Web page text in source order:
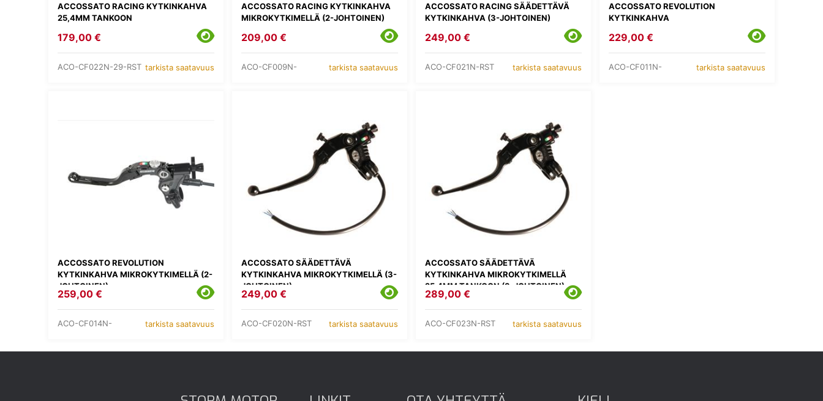
ACCOSSATO RACING KYTKINKAHVA
25,4MM TANKOON
179,00 €
ACO-CF022N-29-RST tarkista saatavuus
ACCOSSATO RACING KYTKINKAHVA
MIKROKYTKIMELLÄ (2-JOHTOINEN)
209,00 €
ACO-CF009N- tarkista saatavuus
ACCOSSATO RACING SÄÄDETTÄVÄ
KYTKINKAHVA (3-JOHTOINEN)
249,00 €
ACO-CF021N-RST tarkista saatavuus
ACCOSSATO REVOLUTION
KYTKINKAHVA
229,00 €
ACO-CF011N- tarkista saatavuus
ACCOSSATO REVOLUTION
KYTKINKAHVA MIKROKYTKIMELLÄ (2-
JOHTOINEN)
259,00 €
ACO-CF014N- tarkista saatavuus
ACCOSSATO SÄÄDETTÄVÄ
KYTKINKAHVA MIKROKYTKIMELLÄ (3-
JOHTOINEN)
249,00 €
ACO-CF020N-RST tarkista saatavuus
ACCOSSATO SÄÄDETTÄVÄ
KYTKINKAHVA MIKROKYTKIMELLÄ
25,4MM TANKOON (3-JOHTOINEN)
289,00 €
ACO-CF023N-RST tarkista saatavuus